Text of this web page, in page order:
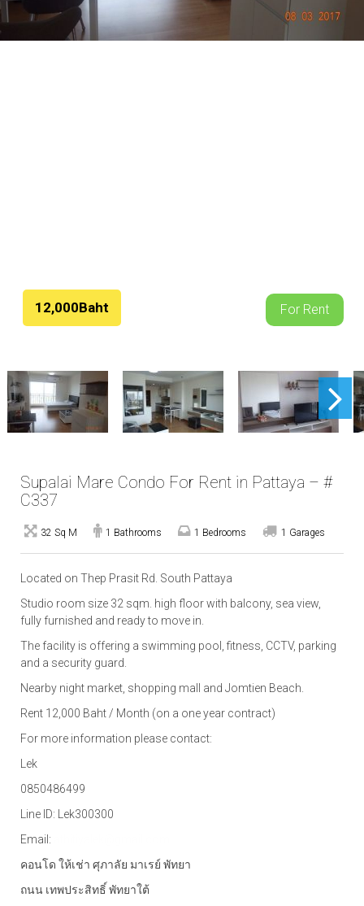
12,000Baht For Rent
Supalai Mare Condo For Rent in Pattaya – #
C337
32 Sq M 1 Bathrooms 1 Bedrooms 1 Garages
Located on Thep Prasit Rd. South Pattaya
Studio room size 32 sqm. high floor with balcony, sea view,
fully furnished and ready to move in.
The facility is offering a swimming pool, fitness, CCTV, parking
and a security guard.
Nearby night market, shopping mall and Jomtien Beach.
Rent 12,000 Baht / Month (on a one year contract)
For more information please contact:
Lek
0850486499
Line ID: Lek300300
Email:
คอนโด ให้เช่า ศุภาลัย มาเรย์ พัทยา
ถนน เทพประสิทธิ์ พัทยาใต้